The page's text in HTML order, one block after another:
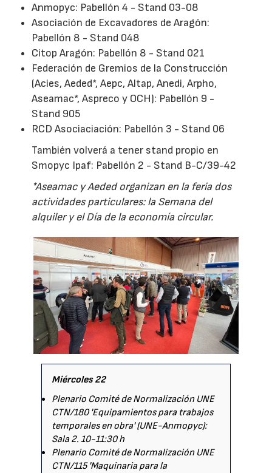
Anmopyc: Pabellón 4 - Stand 03-08
Asociación de Excavadores de Aragón:
Pabellón 8 - Stand 048
Citop Aragón: Pabellón 8 - Stand 021
Federación de Gremios de la Construcción
(Acies, Aeded*, Aepc, Altap, Anedi, Arpho,
Aseamac*, Aspreco y OCH): Pabellón 9 -
Stand 905
RCD Asociaciación: Pabellón 3 - Stand 06
También volverá a tener stand propio en
Smopyc Ipaf: Pabellón 2 - Stand B-C/39-42
*Aseamac y Aeded organizan en la feria dos
actividades particulares: la Semana del
alquiler y el Día de la economía circular.
Miércoles 22
Plenario Comité de Normalización UNE
CTN/180 'Equipamientos para trabajos
temporales en obra' (UNE-Anmopyc):
Sala 2. 10-11:30 h
Plenario Comité de Normalización UNE
CTN/115 'Maquinaria para la